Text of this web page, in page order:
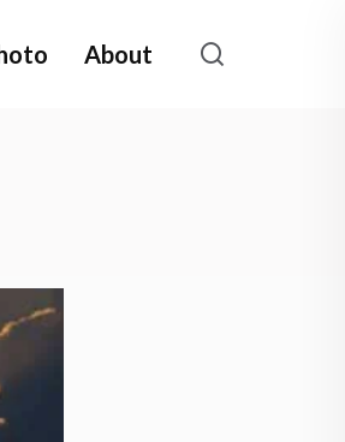
About